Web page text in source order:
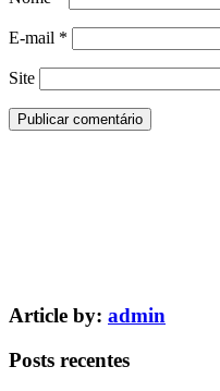
E-mail *
Site
Article by: admin
Posts recentes